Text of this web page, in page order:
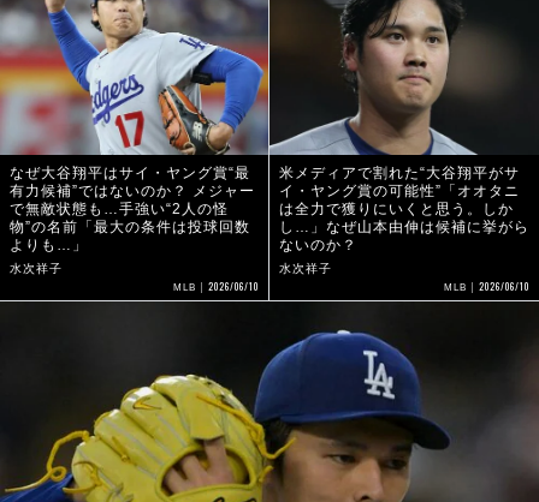
なぜ大谷翔平はサイ・ヤング賞“最
有力候補”ではないのか？ メジャー
で無敵状態も…手強い“2人の怪
物”の名前「最大の条件は投球回数
よりも…」
水次祥子
MLB 2026/06/10
米メディアで割れた“大谷翔平がサ
イ・ヤング賞の可能性”「オオタニ
は全力で獲りにいくと思う。しか
し…」なぜ山本由伸は候補に挙がら
ないのか？
水次祥子
MLB 2026/06/10